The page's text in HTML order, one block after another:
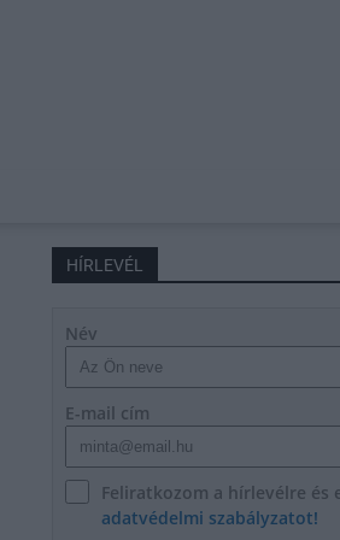
HÍRLEVÉL
Név
E-mail cím
Feliratkozom a hírlevélre és
adatvédelmi szabályzatot!